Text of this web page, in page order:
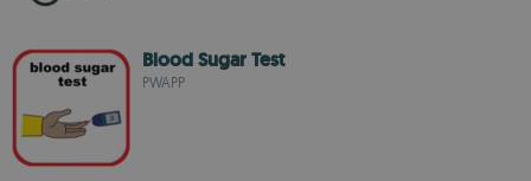
Blood Sugar Test
PWAPP